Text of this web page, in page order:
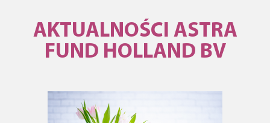
AKTUALNOŚCI ASTRA
FUND HOLLAND BV